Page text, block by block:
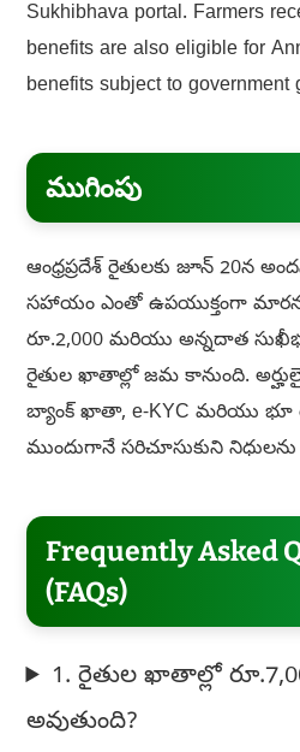
Sukhibhava portal. Farmers
benefits are also eligible for
benefits subject to government
ముగింపు
ఆంధ్రప్రదేశ్ రైతులకు జూన్ 20న
సహాయం ఎంతో ఉపయుక్తంగా
రూ.2,000 మరియు అన్నదాత
రైతుల ఖాతాల్లో జమ కానుంది.
బ్యాంక్ ఖాతా, e-KYC మరియు భూ
ముందుగానే సరిచూసుకుని
Frequently Asked
(FAQs)
1. రైతుల ఖాతాల్లో
అవుతుంది?